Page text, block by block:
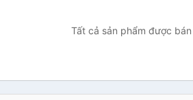
Tất cả sản phẩm được